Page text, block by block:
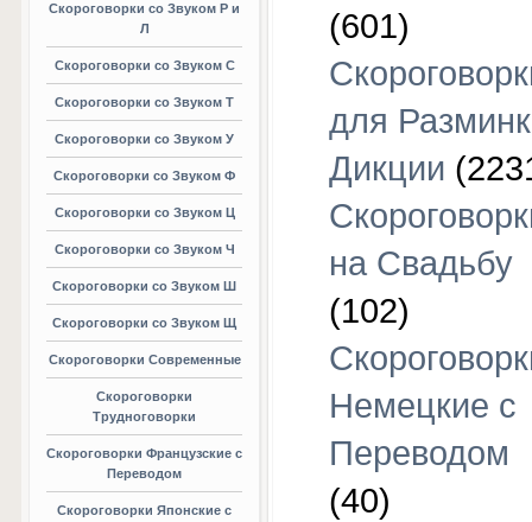
Скороговорки со Звуком Р и
Л
Скороговорки со Звуком С
Скороговорки со Звуком Т
Скороговорки со Звуком У
Скороговорки со Звуком Ф
Скороговорки со Звуком Ц
Скороговорки со Звуком Ч
Скороговорки со Звуком Ш
Скороговорки со Звуком Щ
Скороговорки Современные
Скороговорки
Трудноговорки
Скороговорки Французские с
Переводом
Скороговорки Японские с
(601)
для
Дикции
на Свадьбу
(102)
Немецкие с
Переводом
(40)